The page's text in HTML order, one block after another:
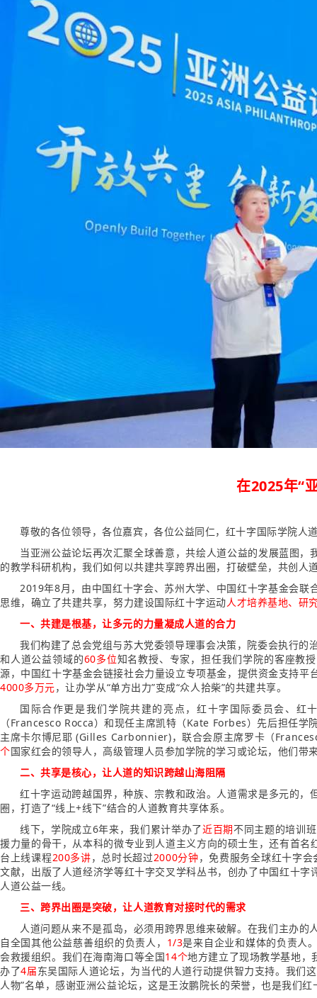
在2025年“
尊敬的各位领导，各位嘉宾，各位公益同仁，红十字国际学院人
当亚洲公益论坛再次汇聚全球善意，共绘人道公益的发展蓝图
的教学科研机构，我们如何以共建共享跨界出圈，打破壁垒，共创人
2019年8月，由中国红十字会、苏州大学、中国红十字基金会
思维，确立了共建共享，努力建设国际红十字运动人才培养基地、研
一、共建是根基，让多元的力量凝成人道的合力
我们构建了总会党组与苏大党委领导理事会决策，院委会执行的
和人道公益领域的60多位知名教授、专家，担任我们学院的客座教
源，中国红十字基金会链接社会力量设立专项基金，提供资金支持平
4000多万元，让办学从“单方出力”变成“众人拾柴”的共建共享。
国际合作更是我们学院共建的亮点，红十字国际委员会、红
（Francesco Rocca）和现任主席凯特（Kate Forbes）先后担任
主席卡尔博尼耶 (Gilles Carbonnier)，联合会原主席罗卡（
个国家红会的领导人，高级管理人员参加学院的学习或论坛，他们
二、共享是核心，让人道的知识跨越山海阻隔
红十字运动跨越国界，种族、宗教和政治。人道需求是多元的
圈，打造了“线上+线下”结合的人道教育共享体系。
线下，学院成立6年来，我们累计举办了近百期不同主题的培训
援力量的骨干，从本科的微专业到人道主义方向的硕士生，还有首
台上线课程200多讲，总时长超过2000分钟，免费服务全球红十字
文献，出版了人道经济学等红十字交叉学科丛书，创办了中国红十
人道公益一线。
三、跨界出圈是突破，让人道教育对接时代的需求
人道问题从来不是孤岛，必须用跨界思维来破解。在我们主办的
自全国其他公益慈善组织的负责人， 1/3是来自企业和媒体的负责人
会救援组织。我们在海南海口等全国14个地方建立了现场教学基地，
办了4届东吴国际人道论坛，为当代的人道行动提供智力支持。我们
人物”名单，感谢亚洲公益论坛，这是王汝鹏院长的荣誉，也是我们